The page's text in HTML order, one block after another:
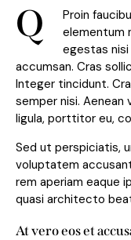
Q
Proin
elementum
egestas nisi
accumsan. Cras
Integer tincidunt.
semper nisi.
ligula, porttitor eu,
Sed ut perspiciatis,
voluptatem
rem aperiam eaque
quasi architecto
At vero eos et